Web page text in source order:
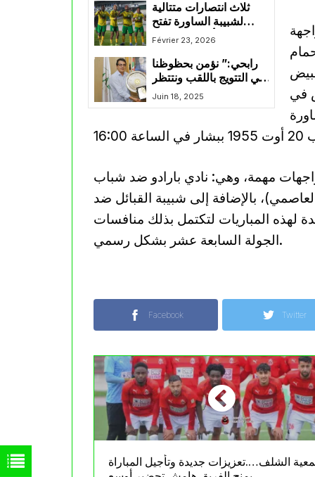
ثلاث انتصارات متتالية
لشبيبة الساورة تفتح
أبواب البوديوم
Février 23, 2026
رابحي:” نؤمن بحظوظنا
في التتويج باللقب ونتتظر
Juin 18, 2025
البيض
في
مهمة، وهي: نادي بارادو ضد شباب
بالإضافة إلى شبيبة القبائل ضد
لهذه المباريات لتكتمل بذلك منافسات
الجولة السابعة عشر بشكل رسمي.
Facebook Twitter
الشلف….تعزيزات جديدة وتأجيل المباراة